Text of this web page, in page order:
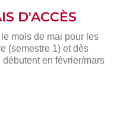
D'ACCÈS
mois de mai pour les
(semestre 1) et dès
en février/mars